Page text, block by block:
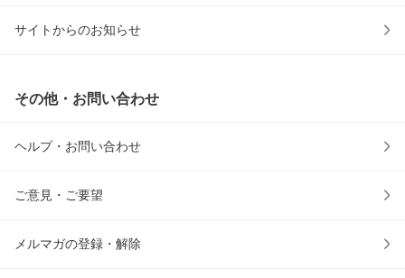
サイトからのお知らせ
その他・お問い合わせ
ヘルプ・お問い合わせ
ご意見・ご要望
メルマガの登録・解除